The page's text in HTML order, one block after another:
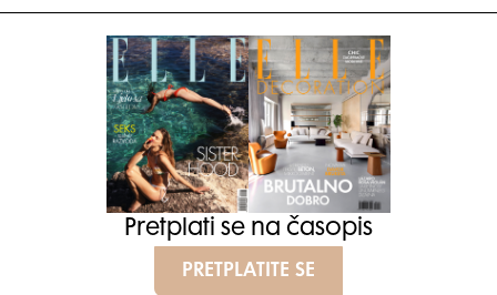
Pretplati se na časopis
PRETPLATITE SE